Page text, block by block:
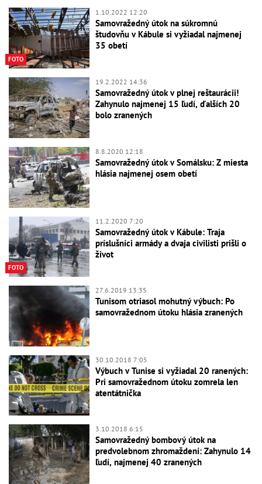
FOTO
1.10.2022 12:20
Samovražedný útok na súkromnú
študovňu v Kábule si vyžiadal najmenej
35 obetí
19.2.2022 14:36
Samovražedný útok v plnej reštaurácii!
Zahynulo najmenej 15 ľudí, ďalších 20
bolo zranených
8.8.2020 12:18
Samovražedný útok v Somálsku: Z miesta
hlásia najmenej osem obetí
FOTO
11.2.2020 7:20
Samovražedný útok v Kábule: Traja
príslušníci armády a dvaja civilisti prišli o
život
27.6.2019 13:35
Tunisom otriasol mohutný výbuch: Po
samovražednom útoku hlásia zranených
30.10.2018 7:05
Výbuch v Tunise si vyžiadal 20 ranených:
Pri samovražednom útoku zomrela len
atentátnička
3.10.2018 6:15
Samovražedný bombový útok na
predvolebnom zhromaždení: Zahynulo 14
ľudí, najmenej 40 zranených